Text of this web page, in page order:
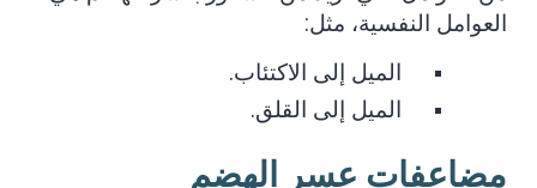
العوامل النفسية، مثل:
الميل إلى الاكتئاب.
الميل إلى القلق.
مضاعفات عسر الهضم